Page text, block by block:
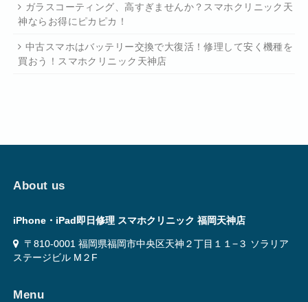
ガラスコーティング、高すぎませんか？スマホクリニック天
神ならお得にピカピカ！
中古スマホはバッテリー交換で大復活！修理して安く機種を
買おう！スマホクリニック天神店
About us
iPhone・iPad即日修理 スマホクリニック 福岡天神店
〒810-0001 福岡県福岡市中央区天神２丁目１１−３ ソラリア
ステージビル M２F
Menu